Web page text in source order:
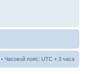
• Часовой пояс: UTC + 3 часа